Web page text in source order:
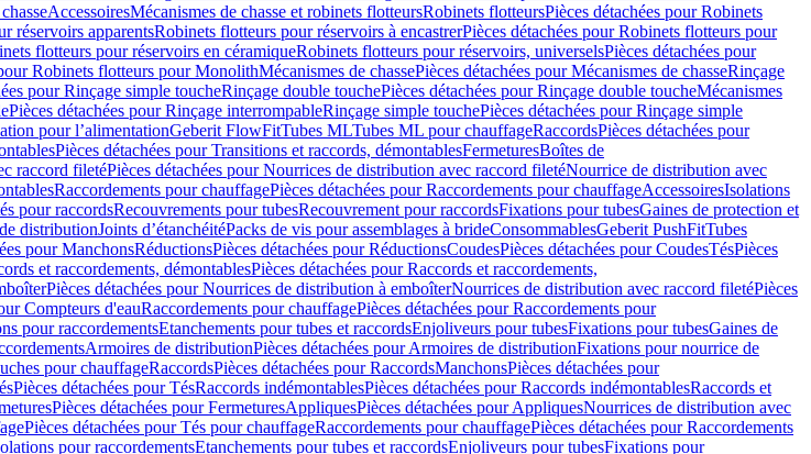
AccessoiresMécanismes de chasse et robinets flotteursRobinets flotteursPièces détachées pour Robinets
réservoirs apparentsRobinets flotteurs pour réservoirs à encastrerPièces détachées pour Robinets flotteurs pour
flotteurs pour réservoirs en céramiqueRobinets flotteurs pour réservoirs, universelsPièces détachées pour
Robinets flotteurs pour MonolithMécanismes de chassePièces détachées pour Mécanismes de chasseRinçage
pour Rinçage simple toucheRinçage double touchePièces détachées pour Rinçage double toucheMécanismes
Pièces détachées pour Rinçage interrompableRinçage simple touchePièces détachées pour Rinçage simple
pour l’alimentationGeberit FlowFitTubes MLTubes ML pour chauffageRaccordsPièces détachées pour
Pièces détachées pour Transitions et raccords, démontablesFermeturesBoîtes de
raccord filetéPièces détachées pour Nourrices de distribution avec raccord filetéNourrice de distribution avec
Raccordements pour chauffagePièces détachées pour Raccordements pour chauffageAccessoiresIsolations
pour raccordsRecouvrements pour tubesRecouvrement pour raccordsFixations pour tubesGaines de protection et
distributionJoints d’étanchéitéPacks de vis pour assemblages à brideConsommablesGeberit PushFitTubes
pour ManchonsRéductionsPièces détachées pour RéductionsCoudesPièces détachées pour CoudesTésPièces
et raccordements, démontablesPièces détachées pour Raccords et raccordements,
Pièces détachées pour Nourrices de distribution à emboîterNourrices de distribution avec raccord filetéPièces
Compteurs d'eauRaccordements pour chauffagePièces détachées pour Raccordements pour
pour raccordementsEtanchements pour tubes et raccordsEnjoliveurs pour tubesFixations pour tubesGaines de
Armoires de distributionPièces détachées pour Armoires de distributionFixations pour nourrice de
pour chauffageRaccordsPièces détachées pour RaccordsManchonsPièces détachées pour
Pièces détachées pour TésRaccords indémontablesPièces détachées pour Raccords indémontablesRaccords et
Pièces détachées pour FermeturesAppliquesPièces détachées pour AppliquesNourrices de distribution avec
Pièces détachées pour Tés pour chauffageRaccordements pour chauffagePièces détachées pour Raccordements
pour raccordementsEtanchements pour tubes et raccordsEnjoliveurs pour tubesFixations pour